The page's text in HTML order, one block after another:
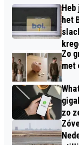
het
Zo
met
zo